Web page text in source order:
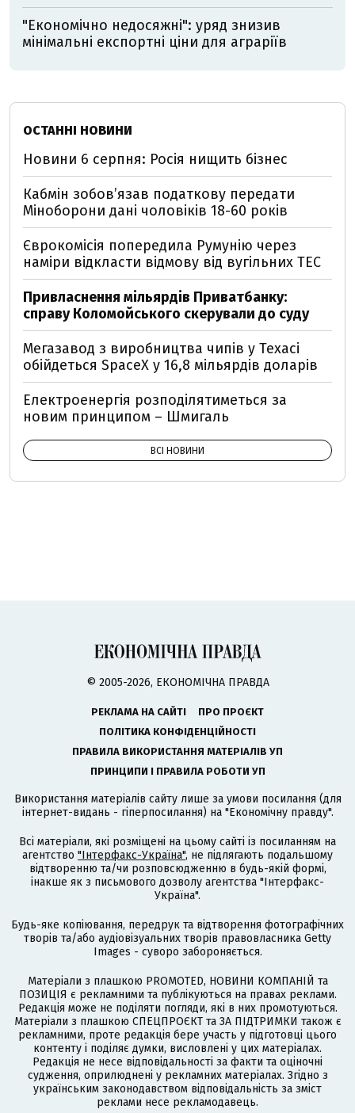
"Економічно недосяжні": уряд знизив
мінімальні експортні ціни для аграріїв
ОСТАННІ НОВИНИ
Новини 6 серпня: Росія нищить бізнес
Кабмін зобовʼязав податкову передати
Міноборони дані чоловіків 18-60 років
Єврокомісія попередила Румунію через
наміри відкласти відмову від вугільних ТЕС
Привласнення мільярдів Приватбанку:
справу Коломойського скерували до суду
Мегазавод з виробництва чипів у Техасі
обійдеться SpaceX у 16,8 мільярдів доларів
Електроенергія розподілятиметься за
новим принципом – Шмигаль
ВСІ НОВИНИ
© 2005-2026, ЕКОНОМІЧНА ПРАВДА
РЕКЛАМА НА САЙТІ
ПРО ПРОЄКТ
ПОЛІТИКА КОНФІДЕНЦІЙНОСТІ
ПРАВИЛА ВИКОРИСТАННЯ МАТЕРІАЛІВ УП
ПРИНЦИПИ І ПРАВИЛА РОБОТИ УП
Використання матеріалів сайту лише за умови посилання (для
інтернет-видань - гіперпосилання) на "Економічну правду".
Всі матеріали, які розміщені на цьому сайті із посиланням на
агентство "Інтерфакс-Україна", не підлягають подальшому
відтворенню та/чи розповсюдженню в будь-якій формі,
інакше як з письмового дозволу агентства "Інтерфакс-
Україна".
Будь-яке копіювання, передрук та відтворення фотографічних
творів та/або аудіовізуальних творів правовласника Getty
Images - суворо забороняється.
Матеріали з плашкою PROMOTED, НОВИНИ КОМПАНІЙ та
ПОЗИЦІЯ є рекламними та публікуються на правах реклами.
Редакція може не поділяти погляди, які в них промотуються.
Матеріали з плашкою СПЕЦПРОЄКТ та ЗА ПІДТРИМКИ також є
рекламними, проте редакція бере участь у підготовці цього
контенту і поділяє думки, висловлені у цих матеріалах.
Редакція не несе відповідальності за факти та оціночні
судження, оприлюднені у рекламних матеріалах. Згідно з
українським законодавством відповідальність за зміст
реклами несе рекламодавець.